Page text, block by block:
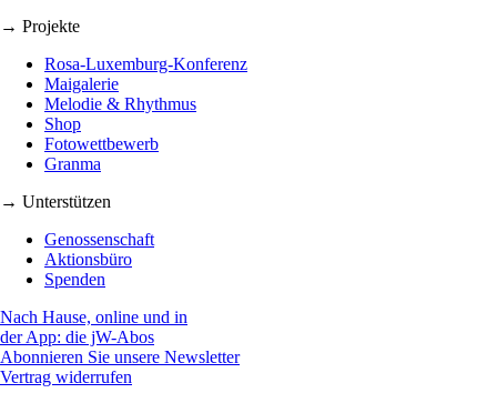
→ Projekte
Rosa-Luxemburg-Konferenz
Maigalerie
Melodie & Rhythmus
Shop
Fotowettbewerb
Granma
→ Unterstützen
Genossenschaft
Aktionsbüro
Spenden
Nach Hause, online und in
der App: die jW-Abos
Abonnieren Sie unsere Newsletter
Vertrag widerrufen